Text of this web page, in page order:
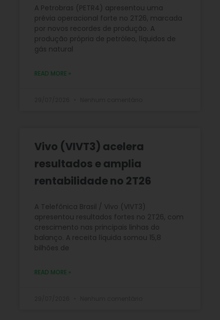
A Petrobras (PETR4) apresentou uma
prévia operacional forte no 2T26, marcada
por novos recordes de produção. A
produção própria de petróleo, líquidos de
gás natural
READ MORE »
Vivo (VIVT3) acelera
resultados e amplia
rentabilidade no 2T26
A Telefônica Brasil / Vivo (VIVT3)
apresentou resultados fortes no 2T26, com
crescimento nas principais linhas do
balanço. A receita líquida somou 15,8
bilhões de
READ MORE »